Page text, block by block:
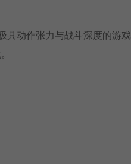
具动作张力与战斗深度的游戏